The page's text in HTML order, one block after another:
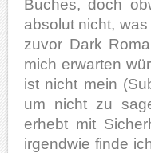
Buches, doch
absolut nicht,
zuvor Dark
mich erwarten
ist nicht mein
um nicht zu
erhebt mit
irgendwie finde